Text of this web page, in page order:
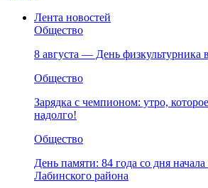
Лента новостей
Общество
8 августа — День физкультурника
Общество
Зарядка с чемпионом: утро,
надолго!
Общество
День памяти: 84 года со дня
Лабинского района